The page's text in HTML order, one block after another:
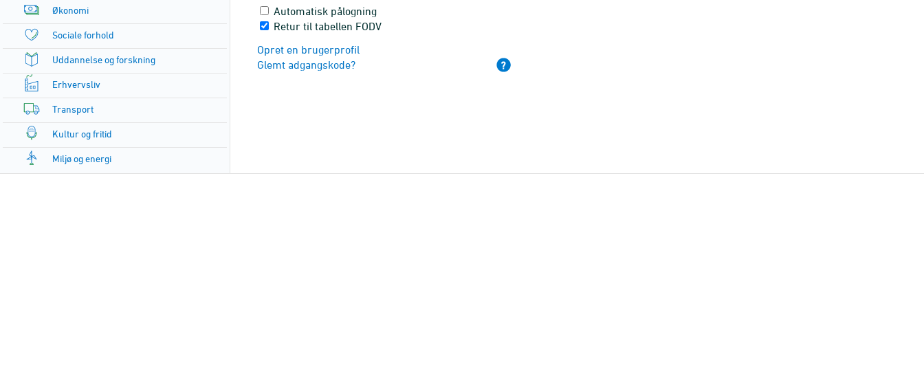
Økonomi
Sociale forhold
Uddannelse og forskning
Erhvervsliv
Transport
Kultur og fritid
Miljø og energi
Automatisk pålogning
Retur til tabellen FODV
Opret en brugerprofil
Glemt adgangskode?